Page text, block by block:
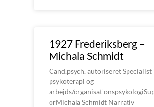
1927 Frederiksberg –
Michala Schmidt
Cand.psych. autoriseret Specialist i
psykoterapi og
arbejds/
orMichala Schmidt Narrativ